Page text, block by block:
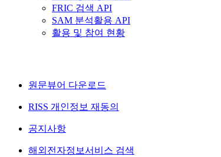
FRIC 검색 API
SAM 분석활용 API
활용 및 참여 현황
원문뷰어 다운로드
RISS 개인정보 재동의
공지사항
해외전자정보서비스 검색